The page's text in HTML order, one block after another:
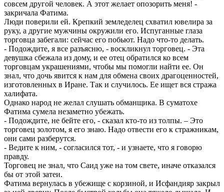
совсем другой человек. А этот желает опозорить меня! -
закричала Фатима.
Люди поверили ей. Крепкий земледелец схватил ювелира за
руку, а другие мужчины окружили его. Испуганные глаза
торговца забегали: сейчас его побьют. Надо что-то делать.
- Подождите, я все разъясню, - воскликнул торговец. - Эта
девушка сбежала из дому, и ее отец обратился ко всем
торговцам украшениями, чтобы мы помогли найти ее. Он
знал, что дочь явится к нам для обмена своих драгоценностей,
изготовленных в Иране. Так и случилось. Ее ищет вся стража
халифата.
Однако народ не желал слушать обманщика. В суматохе
Фатима сумела незаметно убежать.
- Подождите, не бейте его, - сказал кто-то из толпы. – Это
торговец золотом, я его знаю. Надо отвести его к стражникам,
они сами разберутся.
- Ведите к ним, - согласился тот, - и узнаете, что я говорю
правду.
Торговец не знал, что Саид уже на том свете, иначе отказался
бы от этой затеи.
Фатима вернулась в убежище с корзиной, и Исфандияр закрыл